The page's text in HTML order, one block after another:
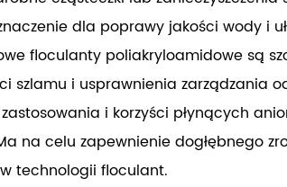
dla poprawy jakości wody i
floculanty poliakryloamidowe są
szlamu i usprawnienia zarządzania
i korzyści płynących
na celu zapewnienie dogłębnego
technologii floculant.